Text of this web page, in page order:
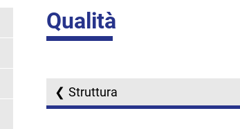
Qualità
Struttura